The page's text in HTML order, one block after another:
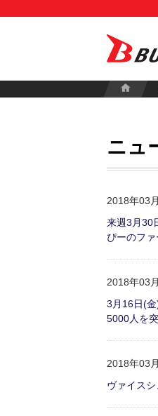
ニュ
2018年03
来週3月30
ぴーのフ
2018年03
3月16日(
5000人を
2018年03
ヴァイス